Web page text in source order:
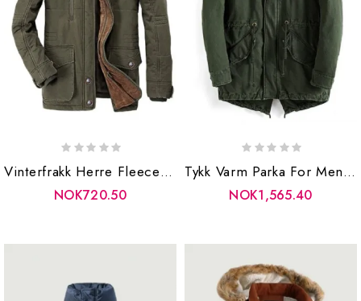
Vinterfrakk Herre Fleece Varm Bomull Parkas Herrejakke Tykk Jakke Polstret
NOK720.50
Tykk Varm Parka For Menn Pelskrage Vinter Kåper Høy Kvalitet Hette Vindtett Bomull Lang Jakke Overtrekk
NOK1,565.40